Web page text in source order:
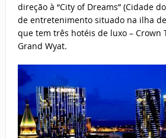
direção à “City of Dreams” (Cidade
de entretenimento situado na ilha
que tem três hotéis de luxo – Crown
Grand Wyat.